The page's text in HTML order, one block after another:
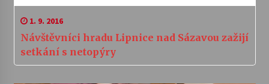
1. 9. 2016
Návštěvníci hradu Lipnice nad Sázavou zažijí
setkání s netopýry